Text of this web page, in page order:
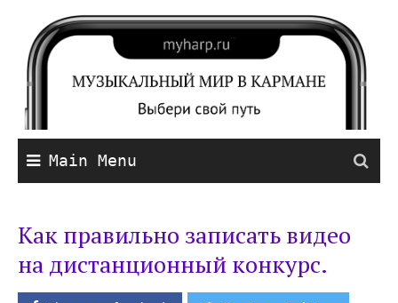
Main Menu
Как правильно записать видео
на дистанционный конкурс.